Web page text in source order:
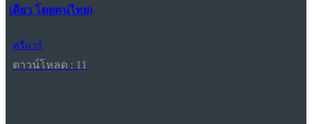
เดียว โดยคนไทย)
ฟรีแวร์
ดาวน์โหลด : 11